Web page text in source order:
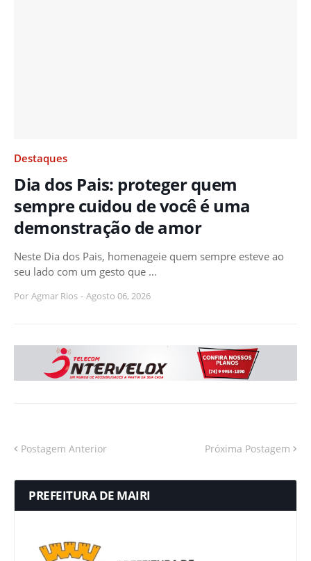
Destaques
Dia dos Pais: proteger quem
sempre cuidou de você é uma
demonstração de amor
Neste Dia dos Pais, homenageie quem sempre esteve ao
seu lado com um gesto que …
Por Agmar Rios - Agosto 06, 2026
Postagem Anterior Próxima Postagem
PREFEITURA DE MAIRI